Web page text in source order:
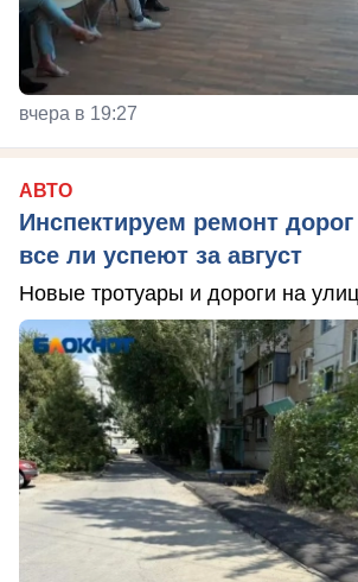
вчера в 19:27
АВТО
Инспектируем ремонт
все ли успеют за август
Новые тротуары и дороги на